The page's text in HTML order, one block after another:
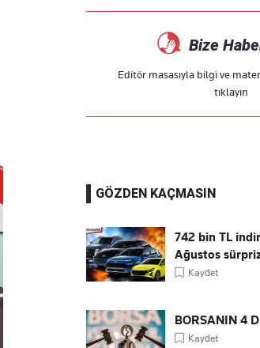
Bize
Editör masasıyla bilgi ve
tıklayın
GÖZDEN KAÇMASIN
742 bin TL
Ağustos
Kaydet
BORSANIN 4
Kaydet